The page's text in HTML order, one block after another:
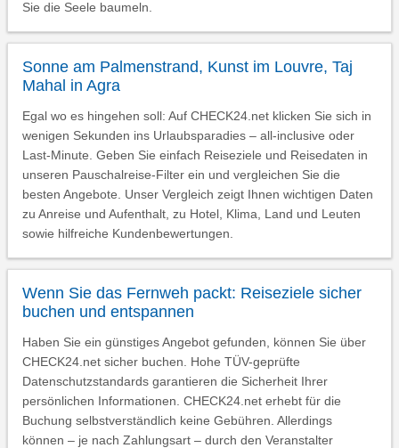
Sie die Seele baumeln.
Sonne am Palmenstrand, Kunst im Louvre, Taj
Mahal in Agra
Egal wo es hingehen soll: Auf CHECK24.net klicken Sie sich in
wenigen Sekunden ins Urlaubsparadies – all-inclusive oder
Last-Minute. Geben Sie einfach Reiseziele und Reisedaten in
unseren Pauschalreise-Filter ein und vergleichen Sie die
besten Angebote. Unser Vergleich zeigt Ihnen wichtigen Daten
zu Anreise und Aufenthalt, zu Hotel, Klima, Land und Leuten
sowie hilfreiche Kundenbewertungen.
Wenn Sie das Fernweh packt: Reiseziele sicher
buchen und entspannen
Haben Sie ein günstiges Angebot gefunden, können Sie über
CHECK24.net sicher buchen. Hohe TÜV-geprüfte
Datenschutzstandards garantieren die Sicherheit Ihrer
persönlichen Informationen. CHECK24.net erhebt für die
Buchung selbstverständlich keine Gebühren. Allerdings
können – je nach Zahlungsart – durch den Veranstalter